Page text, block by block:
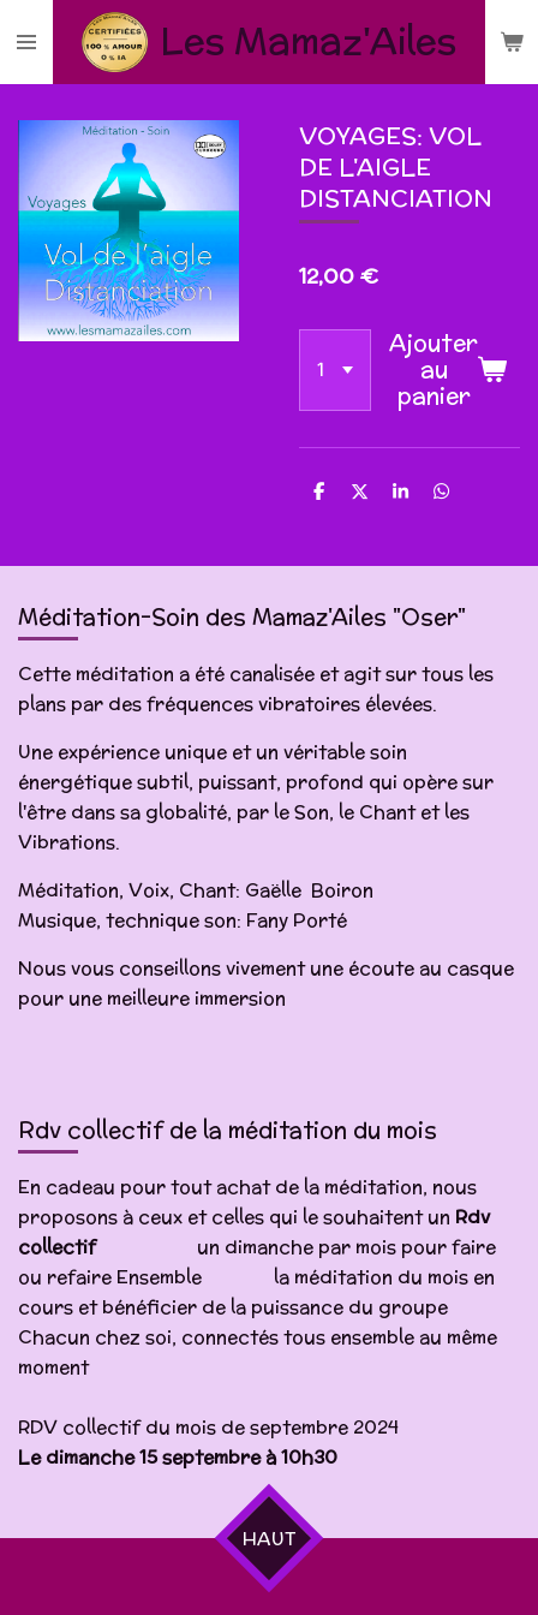
au
contenu
principal
Les Mamaz'Ailes
VOYAGES: VOL
DE L'AIGLE
DISTANCIATION
12,00 €
Ajouter
au
panier
P
a
r
P
a
r
P
a
e
r
P
a
r
Méditation-Soin des Mamaz'Ailes "Oser"
Cette méditation a été canalisée et agit sur tous les
plans par des fréquences vibratoires élevées.
Une expérience unique et un véritable soin
énergétique subtil, puissant, profond qui opère sur
l'être dans sa globalité, par le Son, le Chant et les
Vibrations.
Méditation, Voix, Chant: Gaëlle Boiron
Musique, technique son: Fany Porté
Nous vous conseillons vivement une écoute au casque
pour une meilleure immersion
Rdv collectif de la méditation du mois
En cadeau pour tout achat de la méditation, nous
proposons à ceux et celles qui le souhaitent un Rdv
collectif
un dimanche par mois pour faire
ou refaire Ensemble la méditation du mois en
cours et bénéficier de la puissance du groupe
Chacun chez soi, connectés tous ensemble au même
moment
RDV collectif du mois de septembre 2024
Le dimanche 15 septembre à 10h30
HAUT